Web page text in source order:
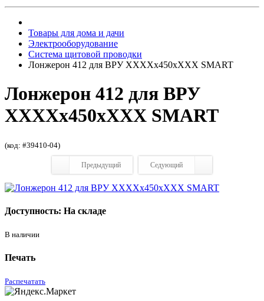
Товары для дома и дачи
Электрооборудование
Система щитовой проводки
Лонжерон 412 для ВРУ ХХХХх450хХХХ SMART
Лонжерон 412 для ВРУ
ХХХХх450хХХХ SMART
(код: #39410-04)
Предыдущий Седующий
Доступность: На складе
В наличии
Печать
Распечатать